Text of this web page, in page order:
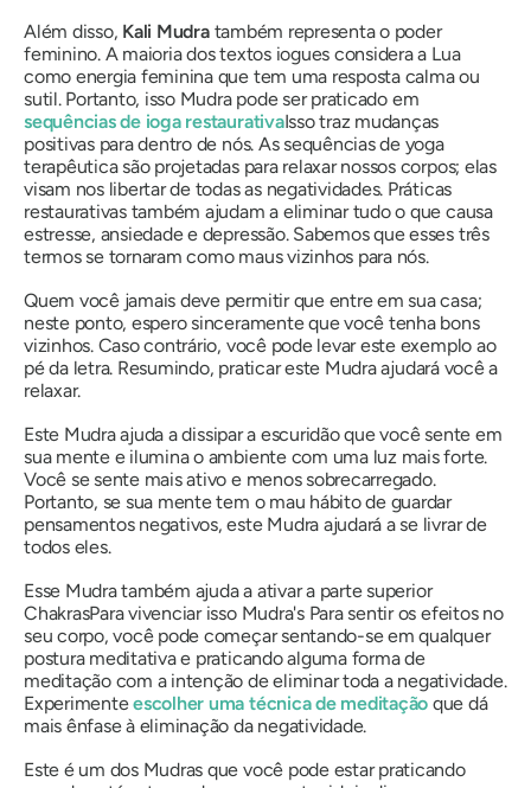
Além disso, Kali Mudratambém representa o poder
feminino. A maioria dos textos iogues considera a Lua
como energia feminina que tem uma resposta calma ou
sutil. Portanto, isso Mudrapode ser praticado em
sequências de ioga restaurativaIsso traz mudanças
positivas para dentro de nós. As sequências de yoga
terapêutica são projetadas para relaxar nossos corpos; elas
visam nos libertar de todas as negatividades. Práticas
restaurativas também ajudam a eliminar tudo o que causa
estresse, ansiedade e depressão. Sabemos que esses três
termos se tornaram como maus vizinhos para nós.
Quem você jamais deve permitir que entre em sua casa;
neste ponto, espero sinceramente que você tenha bons
vizinhos. Caso contrário, você pode levar este exemplo ao
pé da letra. Resumindo, praticar este Mudraajudará você a
relaxar.
Este Mudraajuda a dissipar a escuridão que você sente em
sua mente e ilumina o ambiente com uma luz mais forte.
Você se sente mais ativo e menos sobrecarregado.
Portanto, se sua mente tem o mau hábito de guardar
pensamentos negativos, este Mudra ajudará a se livrar de
todos eles.
Esse Mudratambém ajuda a ativar a parte superior
ChakrasPara vivenciar isso Mudra'sPara sentir os efeitos no
seu corpo, você pode começar sentando-se em qualquer
postura meditativa e praticando alguma forma de
meditação com a intenção de eliminar toda a negatividade.
Experimenteescolher uma técnica de meditação que dá
mais ênfase à eliminação da negatividade.
Este é um dos Mudras que você pode estar praticando